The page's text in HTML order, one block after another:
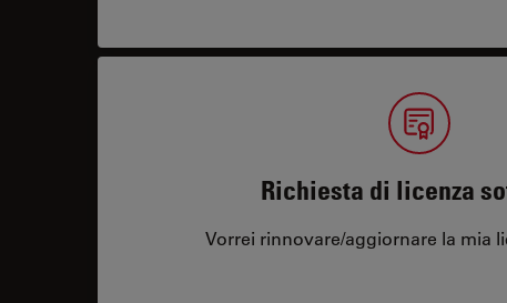
Richiesta di licenza
Vorrei rinnovare/aggiornare la mia